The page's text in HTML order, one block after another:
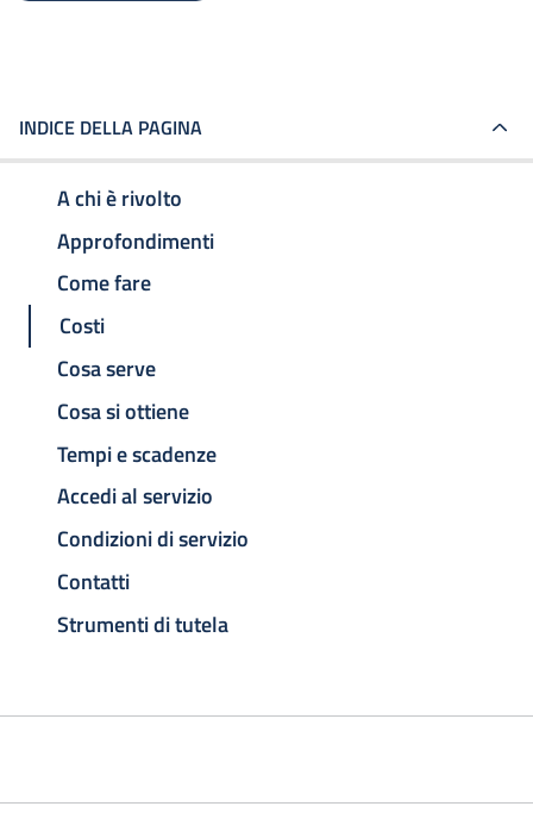
INDICE DELLA PAGINA
A chi è rivolto
Approfondimenti
Come fare
Costi
Cosa serve
Cosa si ottiene
Tempi e scadenze
Accedi al servizio
Condizioni di servizio
Contatti
Strumenti di tutela